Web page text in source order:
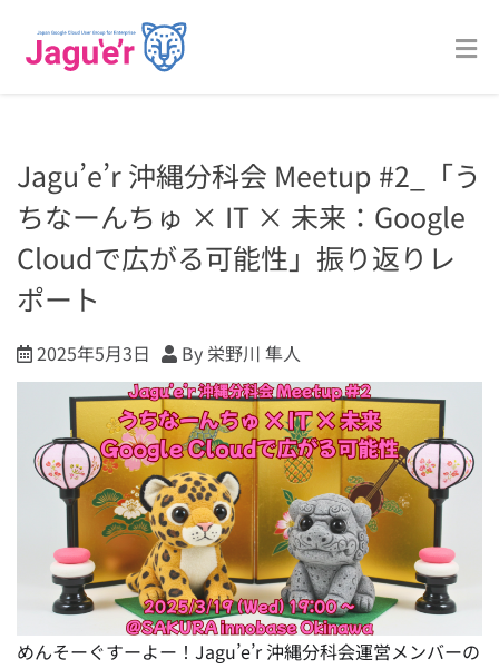
Jagu’e’r 沖縄分科会 Meetup #2_「う
ちなーんちゅ × IT × 未来：Google
Cloudで広がる可能性」振り返りレ
ポート
2025年5月3日 By 栄野川 隼人
めんそーぐすーよー！Jagu’e’r 沖縄分科会運営メンバーの